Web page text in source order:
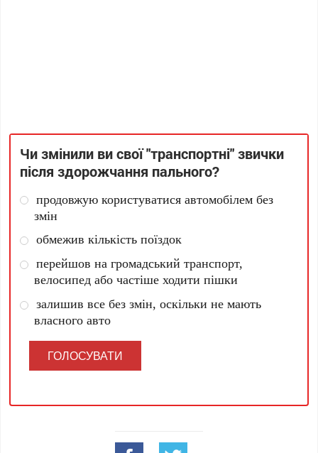
Чи змінили ви свої "транспортні" звички
після здорожчання пального?
продовжую користуватися автомобілем без
змін
обмежив кількість поїздок
перейшов на громадський транспорт,
велосипед або частіше ходити пішки
залишив все без змін, оскільки не мають
власного авто